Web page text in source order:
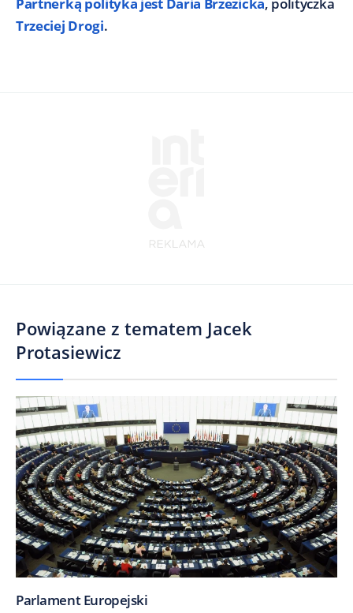
Partnerką polityka jest Daria Brzezicka, polityczka
Trzeciej Drogi.
Powiązane z tematem Jacek
Protasiewicz
Parlament Europejski